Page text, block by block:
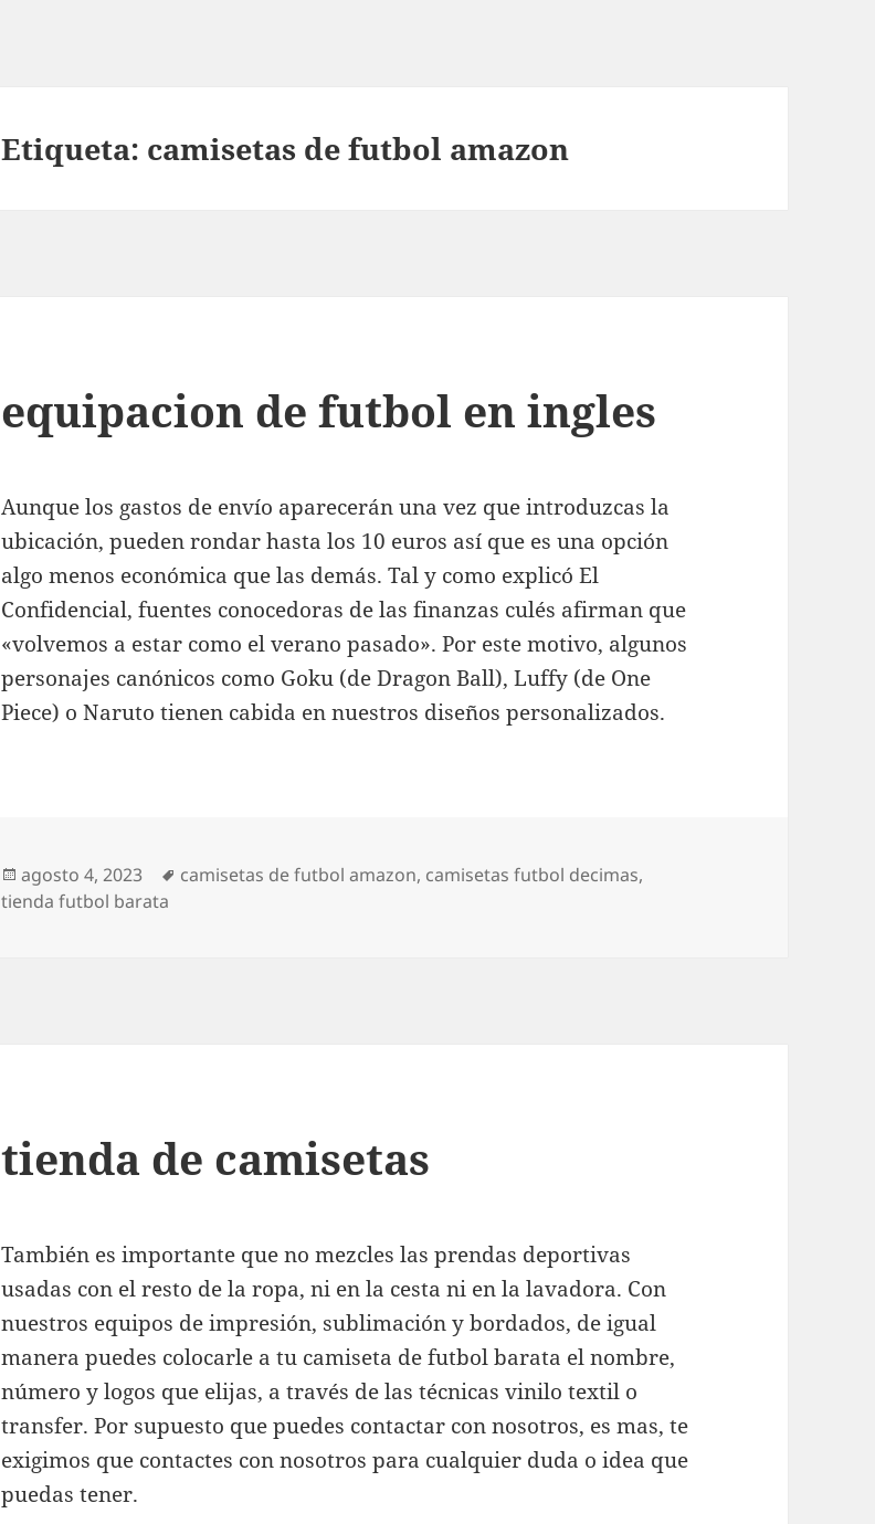
Etiqueta: camisetas de futbol amazon
equipacion de futbol en ingles
Aunque los gastos de envío aparecerán una vez que introduzcas la
ubicación, pueden rondar hasta los 10 euros así que es una opción
algo menos económica que las demás. Tal y como explicó El
Confidencial, fuentes conocedoras de las finanzas culés afirman que
«volvemos a estar como el verano pasado». Por este motivo, algunos
personajes canónicos como Goku (de Dragon Ball), Luffy (de One
Piece) o Naruto tienen cabida en nuestros diseños personalizados.
Publicado
el
agosto 4, 2023 Etiquetas
camisetas de futbol amazon, camisetas futbol decimas,
tienda futbol barata
tienda de camisetas
También es importante que no mezcles las prendas deportivas
usadas con el resto de la ropa, ni en la cesta ni en la lavadora. Con
nuestros equipos de impresión, sublimación y bordados, de igual
manera puedes colocarle a tu camiseta de futbol barata el nombre,
número y logos que elijas, a través de las técnicas vinilo textil o
transfer. Por supuesto que puedes contactar con nosotros, es mas, te
exigimos que contactes con nosotros para cualquier duda o idea que
puedas tener.